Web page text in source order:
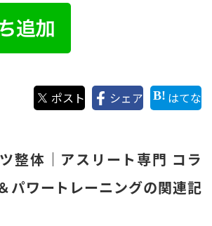
ポスト シェア はてな
整体｜アスリート専門 コラ
ワートレーニングの関連記